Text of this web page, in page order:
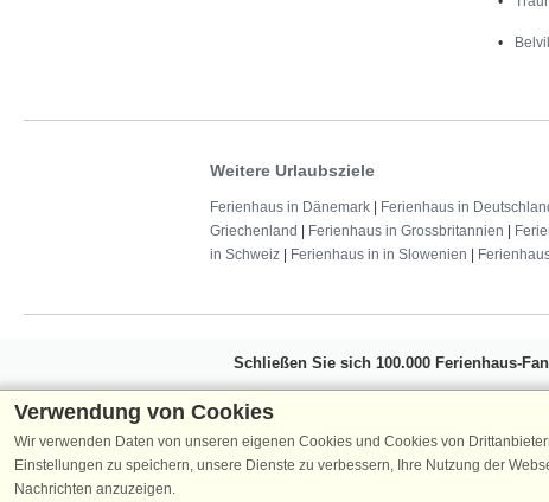
Weitere Urlaubsziele
Ferienhaus in Dänemark Ferienhaus in
Griechenland
Ferienhaus in Grossbritannien
in Schweiz
Ferienhaus in in Slowenien
Schließen Sie sich 100.000 Ferienhaus-
Ferienhausurlaub - melden Sie sich einfach für
Verpassen Sie nie wieder exklusive Angebote,
Verwendung von Cookies
Wir verwenden Daten von unseren eigenen Cookies und Cookies von
Einstellungen zu speichern, unsere Dienste zu verbessern, Ihre Nutzung der
Nachrichten anzuzeigen.